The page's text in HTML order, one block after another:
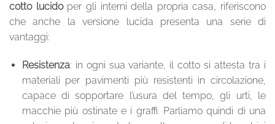
cotto lucidoper gli interni della propria casa, riferiscono
che anche la versione lucida presenta una serie di
vantaggi:
Resistenza: in ogni sua variante, il cotto si attesta tra i
materiali per pavimenti più resistenti in circolazione,
capace di sopportare l’usura del tempo, gli urti, le
macchie più ostinate e i graffi. Parliamo quindi di una